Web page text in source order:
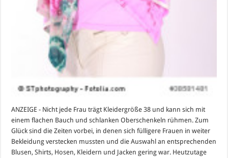
ANZEIGE - Nicht jede Frau trägt Kleidergröße 38 und kann sich mit
einem flachen Bauch und schlanken Oberschenkeln rühmen. Zum
Glück sind die Zeiten vorbei, in denen sich fülligere Frauen in weiter
Bekleidung verstecken mussten und die Auswahl an entsprechenden
Blusen, Shirts, Hosen, Kleidern und Jacken gering war. Heutzutage